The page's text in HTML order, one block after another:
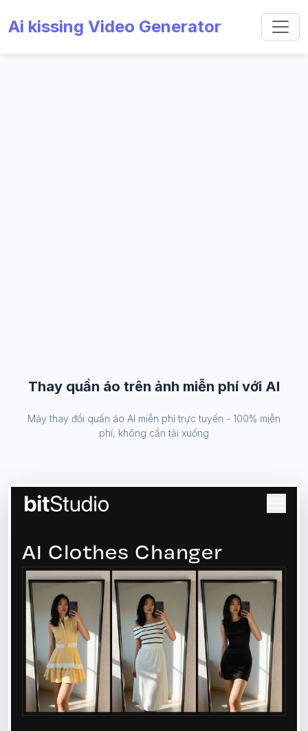
Ai kissing Video Generator
Thay quần áo trên ảnh miễn phí với AI
Máy thay đổi quần áo AI miễn phí trực tuyến - 100% miễn
phí, không cần tải xuống